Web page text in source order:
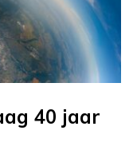
40 jaar